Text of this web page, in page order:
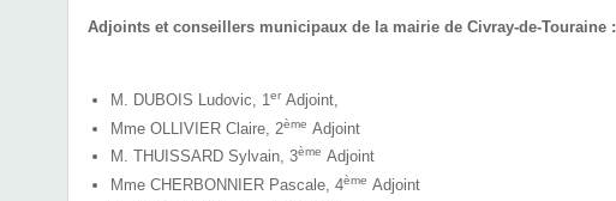
Adjoints et conseillers municipaux de la mairie de Civray-de-Touraine :
M. DUBOIS Ludovic, 1er Adjoint,
Mme OLLIVIER Claire, 2ème Adjoint
M. THUISSARD Sylvain, 3ème Adjoint
Mme CHERBONNIER Pascale, 4ème Adjoint